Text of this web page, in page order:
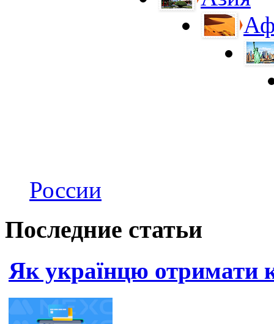
России
Последние статьи
Як українцю отримати